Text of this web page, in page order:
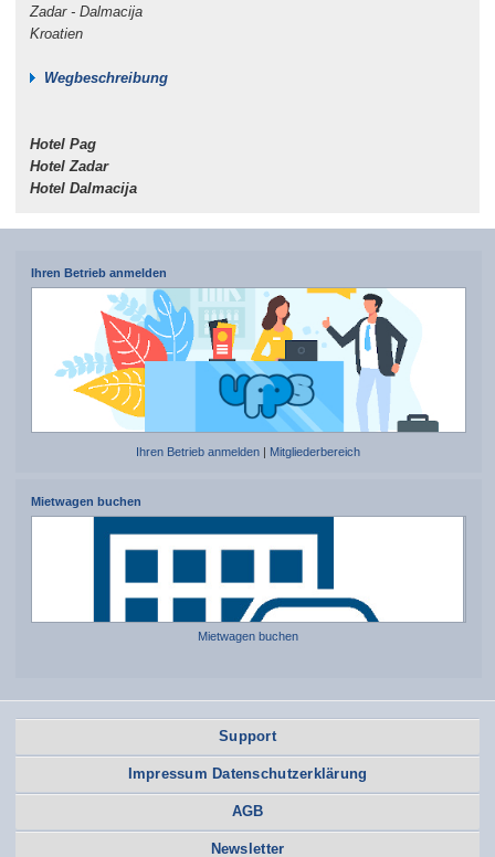
Zadar - Dalmacija
Kroatien
Wegbeschreibung
Hotel Pag
Hotel Zadar
Hotel Dalmacija
Ihren Betrieb anmelden
Ihren Betrieb anmelden Mitgliederbereich
Mietwagen buchen
Mietwagen buchen
Support
Impressum Datenschutzerklärung
AGB
Newsletter